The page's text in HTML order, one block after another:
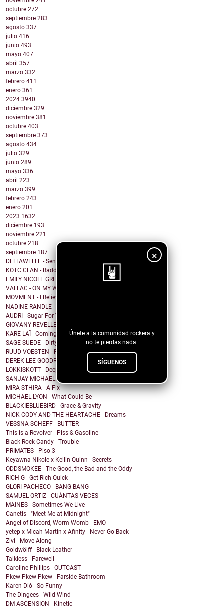
×
Únete a la comunidad rockera y
no te pierdas nada.
SÍGUENOS
octubre 272
septiembre 283
agosto 337
julio 416
junio 493
mayo 407
abril 357
marzo 332
febrero 411
enero 361
2024 3940
diciembre 329
noviembre 381
octubre 403
septiembre 373
agosto 434
julio 329
junio 289
mayo 336
abril 223
marzo 399
febrero 243
enero 201
2023 1632
diciembre 193
noviembre 221
octubre 218
septiembre 187
DELTAWELLE - Sentiments
KOTC CLAN - Baddie Wine
EMILY NICOLE GREEN - Thief
VALLAC - ON MY WAY
MOVMENT - I Believe In Noise
NADINE RANDLE - Waterfalls
AUDRI - Sugar For The Flies
GIOVANY REVELLE - Believe In
KARE LAÏ - Coming back to Nen'ka
SAGE SUEDE - Dirty Blonde
RUUD VOESTEN - Ruud Voesten's Ambrosia
DEREK LEE GOODREID - Struck By Lightning Again
LOKKISKOTT - Deep Inside
SANJAY MICHAEL - Rocking Into Midnight
MIRA STHIRA - A Fix
MICHAEL LYON - What Could Be
BLACKIEBLUEBIRD - Grace & Gravity
NICK CODY AND THE HEARTACHE - Dreams
VESSNA SCHEFF - BUTTER
This is a Revolver - Piss & Gasoline
Black Rock Candy - Trouble
PRIMATES - Piso 3
Keyawna Nikole x Kellin Quinn - Secrets
ODDSMOKEE - The Good, the Bad and the Oddy
RICH G - Get Rich Quick
GLORI PACHECO - BANG BANG
SAMUEL ORTIZ - CUÁNTAS VECES
MAINES - Sometimes We Live
Canetis - "Meet Me at Midnight"
Angel of Discord, Worm Womb - EMO
yetep x Micah Martin x Afinity - Never Go Back
Zivi - Move Along
Goldwölff - Black Leather
Talkless - Farewell
Caroline Phillips - OUTCAST
Pkew Pkew Pkew - Farside Bathroom
Karen Dió - So Funny
The Dingees - Wild Wind
DM ASCENSION - Kinetic